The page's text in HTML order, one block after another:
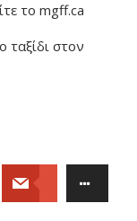
το mgff.ca
ταξίδι στον